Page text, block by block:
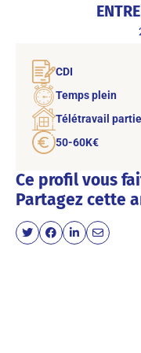
CDI
Temps plein
Télétravail
50-60K€
Ce profil vous
Partagez cette